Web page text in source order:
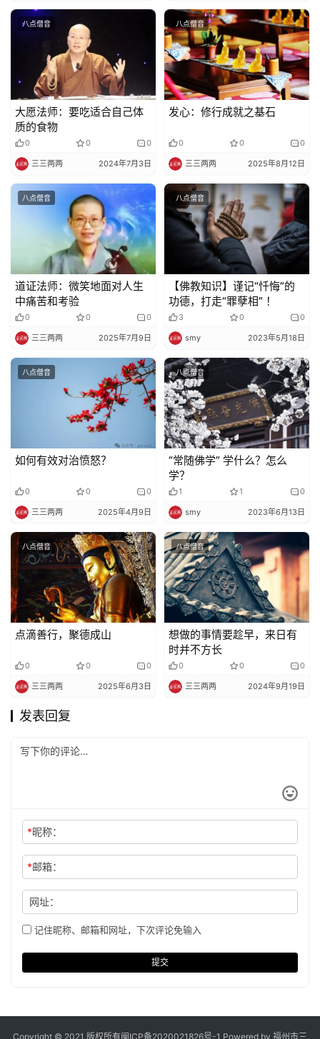
明
八点僧音
大愿法师：要吃适合自己体
质的食物
0 0 0
三三两两 2024年7月3日
八点僧音
发心：修行成就之基石
0 0 0
三三两两 2025年8月12日
八点僧音
道证法师：微笑地面对人生
中痛苦和考验
0 0 0
三三两两 2025年7月9日
八点僧音
【佛教知识】谨记“忏悔”的
功德，打走“罪孽相” ！
3 0 0
smy 2023年5月18日
八点僧音
如何有效对治愤怒？
0 0 0
三三两两 2025年4月9日
八点僧音
“常随佛学” 学什么？怎么
学？
1 1 0
smy 2023年6月13日
八点僧音
点滴善行，聚德成山
0 0 0
三三两两 2025年6月3日
八点僧音
想做的事情要趁早，来日有
时并不方长
0 0 0
三三两两 2024年9月19日
发表回复
*昵称：
*邮箱：
网址：
记住昵称、邮箱和网址，下次评论免输入
提交
Copyright © 2021 版权所有闽ICP备2020021826号-1 Powered by 福州市三